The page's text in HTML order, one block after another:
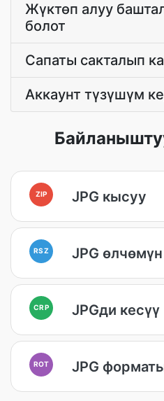
Жүктөп алуу
болот
Сапаты сакталып
Аккаунт түзүшүм
ZIP JPG кысуу
RSZ JPG
CRP JPGди кесүү
ROT JPG